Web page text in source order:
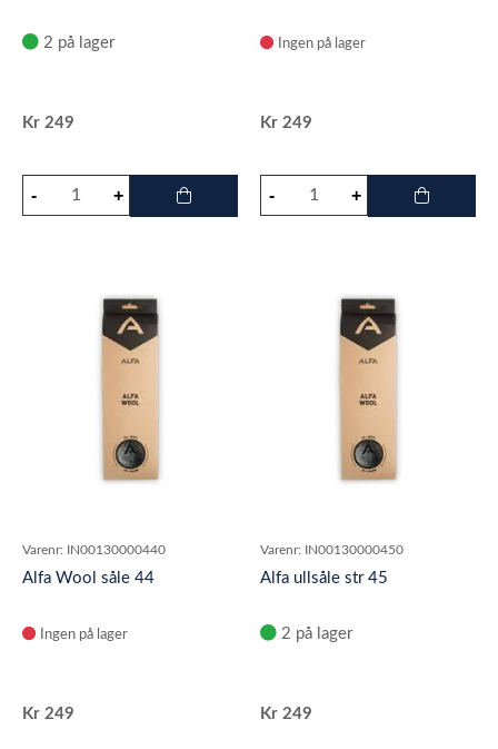
2 på lager
Kr 249
Ingen på lager
Kr 249
Varenr: IN00130000440
Alfa Wool såle 44
Ingen på lager
Kr 249
Varenr: IN00130000450
Alfa ullsåle str 45
2 på lager
Kr 249